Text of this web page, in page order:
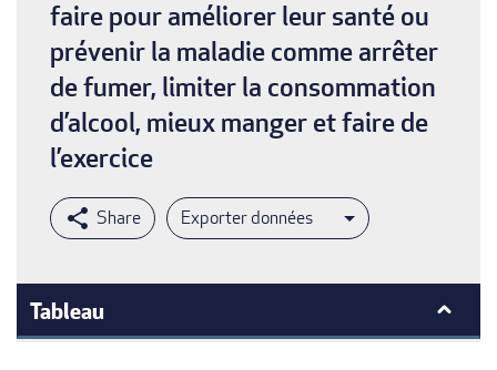
faire pour améliorer leur santé ou
prévenir la maladie comme arrêter
de fumer, limiter la consommation
d’alcool, mieux manger et faire de
l’exercice
Exporter données
Tableau